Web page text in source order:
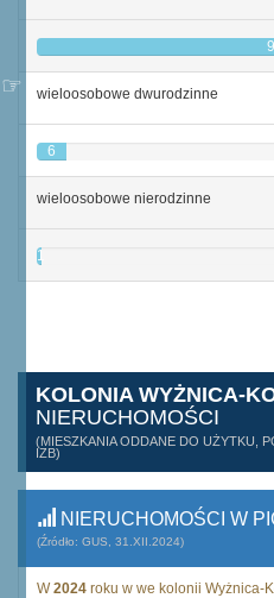
wieloosobowe dwurodzinne
6
wieloosobowe nierodzinne
1
KOLONIA WYŻNICA-
NIERUCHOMOŚCI
(MIESZKANIA ODDANE DO UŻYTKU,
IZB)
NIERUCHOMOŚCI W
(Źródło: GUS, 31.XII.2024)
W2024 roku w we kolonii Wyżnica-